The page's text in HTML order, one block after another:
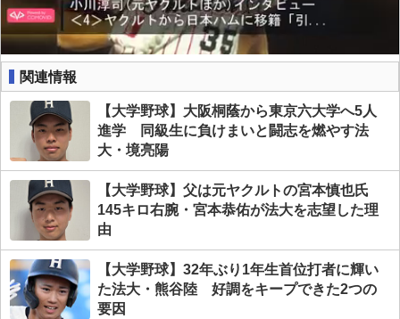
関連情報
【大学野球】大阪桐蔭から東京六大学へ5人
進学 同級生に負けまいと闘志を燃やす法
大・境亮陽
【大学野球】父は元ヤクルトの宮本慎也氏
145キロ右腕・宮本恭佑が法大を志望した理
由
【大学野球】32年ぶり1年生首位打者に輝い
た法大・熊谷陸 好調をキープできた2つの
要因